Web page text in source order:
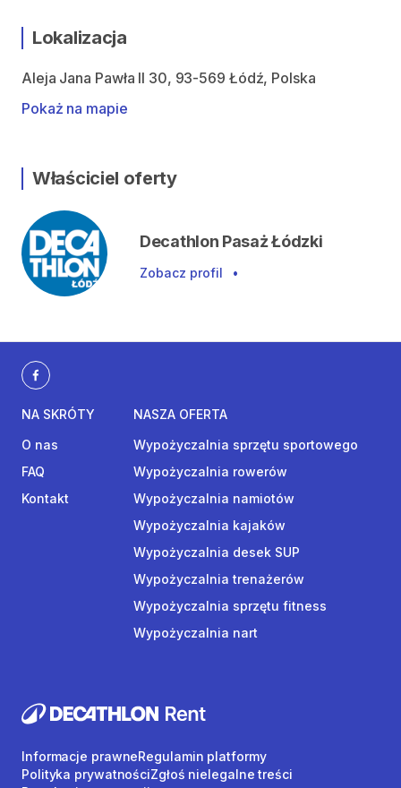
Lokalizacja
Aleja Jana Pawła II 30, 93-569 Łódź, Polska
Pokaż na mapie
Właściciel oferty
Decathlon Pasaż Łódzki
Zobacz profil •
NA SKRÓTY
O nas
FAQ
Kontakt
NASZA OFERTA
Wypożyczalnia sprzętu sportowego
Wypożyczalnia rowerów
Wypożyczalnia namiotów
Wypożyczalnia kajaków
Wypożyczalnia desek SUP
Wypożyczalnia trenażerów
Wypożyczalnia sprzętu fitness
Wypożyczalnia nart
Informacje prawneRegulamin platformy
Polityka prywatnościZgłoś nielegalne treści